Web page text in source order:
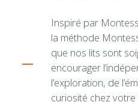
Inspiré par
la méthode
que nos lits sont
encourager
l’exploration, de
curiosité chez